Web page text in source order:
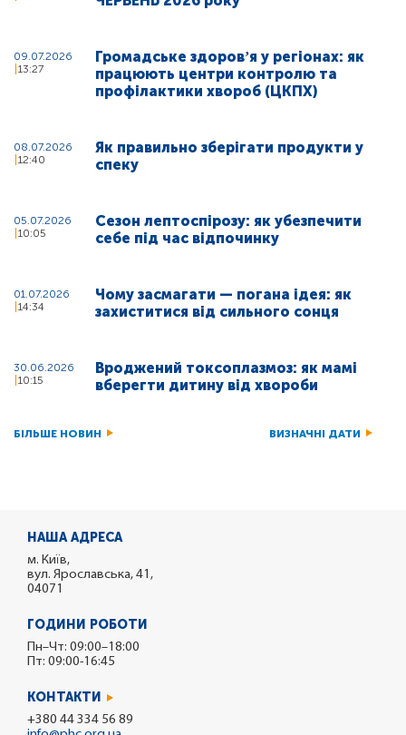
09.07.2026
13:27
Громадське здоровʼя у регіонах: як
працюють центри контролю та
профілактики хвороб (ЦКПХ)
08.07.2026
12:40
Як правильно зберігати продукти у
спеку
05.07.2026
10:05
Сезон лептоспірозу: як убезпечити
себе під час відпочинку
01.07.2026
14:34
Чому засмагати — погана ідея: як
захиститися від сильного сонця
30.06.2026
10:15
Вроджений токсоплазмоз: як мамі
вберегти дитину від хвороби
БІЛЬШЕ НОВИН ВИЗНАЧНІ ДАТИ
НАША АДРЕСА
м. Київ,
вул. Ярославська, 41,
04071
ГОДИНИ РОБОТИ
Пн–Чт: 09:00–18:00
Пт: 09:00-16:45
КОНТАКТИ
+380 44 334 56 89